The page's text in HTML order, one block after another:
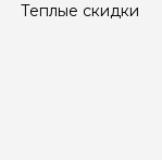
Теплые скидки